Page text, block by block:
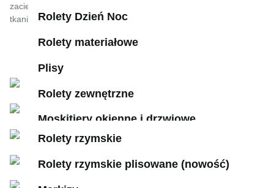
zaciemnienie, ograniczające dostęp promieni słonecznych oraz
tkaniny o wysokich walorach dekoracyjnych.
ZOBACZ WIĘCEJ
Rolety Dzień Noc
ZOBACZ WIĘCEJ
Rolety materiałowe
Plisy
Rolety zewnętrzne
ZOBACZ WIECEJ
Moskitiery okienne i drzwiowe
ZOBACZ WIECEJ
Rolety rzymskie
ZOBACZ WIECEJ
Rolety rzymskie plisowane (nowość)